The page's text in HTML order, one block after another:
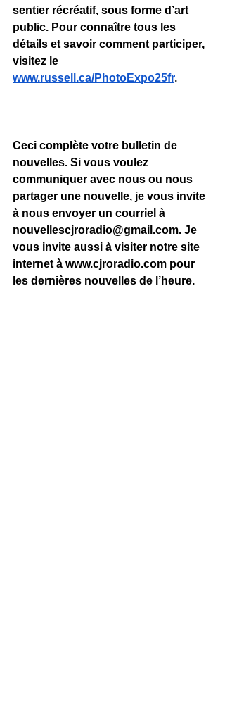
sentier récréatif, sous forme d’art
public. Pour connaître tous les
détails et savoir comment participer,
visitez le
www.russell.ca/PhotoExpo25fr.
Ceci complète votre bulletin de
nouvelles. Si vous voulez
communiquer avec nous ou nous
partager une nouvelle, je vous invite
à nous envoyer un courriel à
nouvellescjroradio@gmail.com. Je
vous invite aussi à visiter notre site
internet à www.cjroradio.com pour
les dernières nouvelles de l’heure.